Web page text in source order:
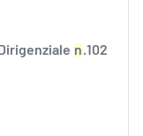
n.102